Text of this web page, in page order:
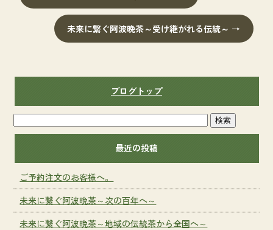
未来に繋ぐ阿波晩茶～受け継がれる伝統～ →
ブログトップ
最近の投稿
ご予約注文のお客様へ。
未来に繋ぐ阿波晩茶～次の百年へ～
未来に繋ぐ阿波晩茶～地域の伝統茶から全国へ～